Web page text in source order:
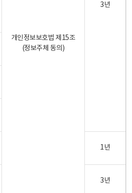
개인정보보호법 제15조
(정보주체 동의)
3년
1년
3년